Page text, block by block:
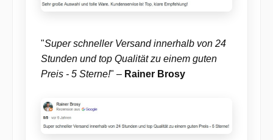
"Super schneller Versand innerhalb von 24
Stunden und top Qualität zu einem guten
Preis - 5 Sterne!" – Rainer Brosy